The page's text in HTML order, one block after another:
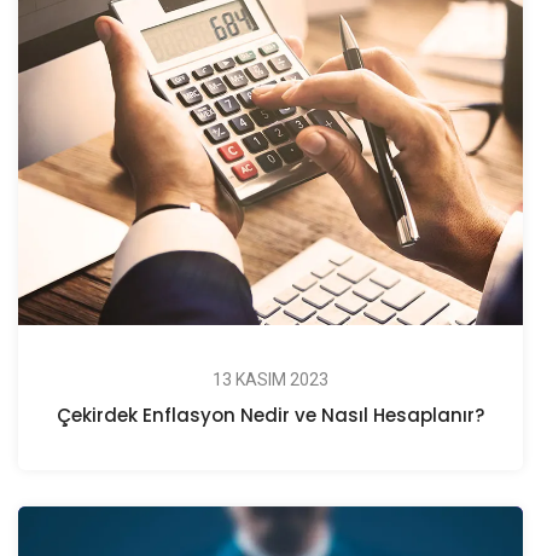
13 KASIM 2023
Çekirdek Enflasyon Nedir ve Nasıl Hesaplanır?